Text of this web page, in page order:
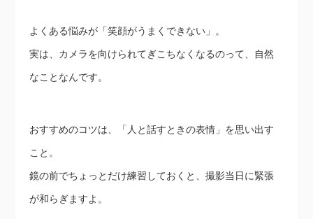
よくある悩みが「笑顔がうまくできない」。
実は、カメラを向けられてぎこちなくなるのって、自然
なことなんです。
おすすめのコツは、「人と話すときの表情」を思い出す
こと。
鏡の前でちょっとだけ練習しておくと、撮影当日に緊張
が和らぎますよ。